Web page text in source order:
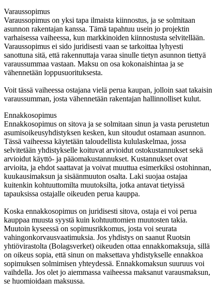
Varaussopimus
Varaussopimus on yksi tapa ilmaista kiinnostus, ja se solmitaan
asunnon rakentajan kanssa. Tämä tapahtuu usein jo projektin
varhaisessa vaiheessa, kun markkinoiden kiinnostusta selvitellään.
Varaussopimus ei sido juridisesti vaan se tarkoittaa lyhyesti
sanottuna sitä, että rakennuttaja varaa sinulle tietyn asunnon tiettyä
varaussummaa vastaan. Maksu on osa kokonaishintaa ja se
vähennetään loppusuorituksesta.
Voit tässä vaiheessa ostajana vielä perua kaupan, jolloin saat takaisin
varaussumman, josta vähennetään rakentajan hallinnolliset kulut.
Ennakkosopimus
Ennakkosopimus on sitova ja se solmitaan sinun ja vasta perustetun
asumisoikeusyhdistyksen kesken, kun sitoudut ostamaan asunnon.
Tässä vaiheessa käytetään taloudellista kululaskelmaa, jossa
selvitetään yhdistykselle koituvat arvioidut ostokustannukset sekä
arvioidut käyttö- ja pääomakustannukset. Kustannukset ovat
arvioita, ja ehdot saattavat ja voivat muuttua esimerkiksi ostohinnan,
kuukausimaksun ja sisäänmuuton osalta. Laki suojaa ostajaa
kuitenkin kohtuuttomilta muutoksilta, jotka antavat tietyissä
tapauksissa ostajalle oikeuden perua kauppa.
Koska ennakkosopimus on juridisesti sitova, ostaja ei voi perua
kauppaa muusta syystä kuin kohtuuttomien muutosten takia.
Muutoin kyseessä on sopimusrikkomus, josta voi seurata
vahingonkorvausvaatimuksia. Jos yhdistys on saanut Ruotsin
yhtiövirastolta (Bolagsverket) oikeuden ottaa ennakkomaksuja, sillä
on oikeus sopia, että sinun on maksettava yhdistykselle ennakkoa
sopimuksen solmimisen yhteydessä. Ennakkomaksun suuruus voi
vaihdella. Jos olet jo aiemmassa vaiheessa maksanut varausmaksun,
se huomioidaan maksussa.